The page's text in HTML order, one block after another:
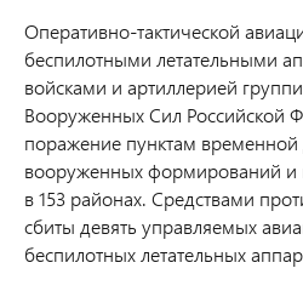
Оперативно-тактической
беспилотными летательными
войсками и артиллерией
Вооруженных Сил Российской
поражение пунктам временной
вооруженных формирований и
в 153 районах. Средствами
сбиты девять управляемых
беспилотных летательных